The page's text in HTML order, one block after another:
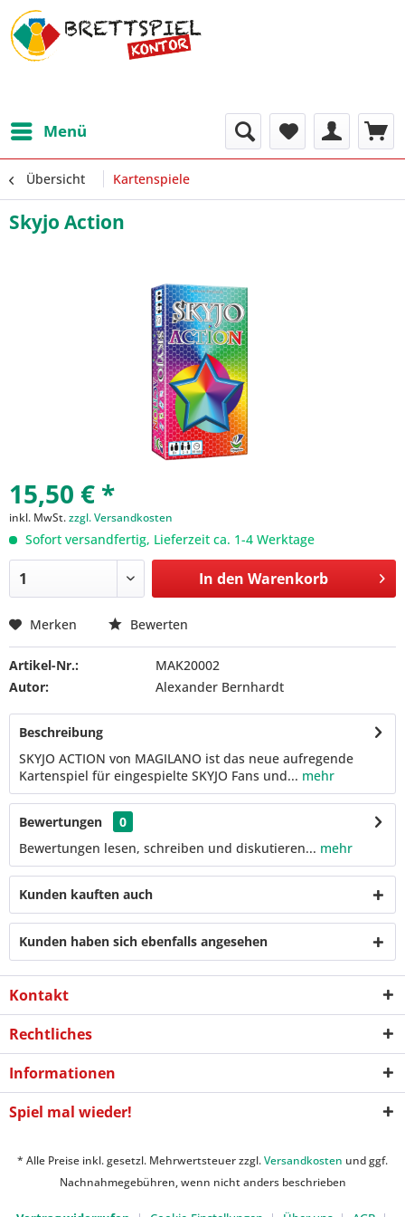
Menü
Übersicht Kartenspiele
Skyjo Action
15,50 € *
inkl. MwSt.zzgl. Versandkosten
Sofort versandfertig, Lieferzeit ca. 1-4 Werktage
In den Warenkorb
Merken Bewerten
Artikel-Nr.:
MAK20002
Autor:
Alexander Bernhardt
Beschreibung
SKYJO ACTION von MAGILANO ist das neue aufregende
Kartenspiel für eingespielte SKYJO Fans und... mehr
Bewertungen
0
Bewertungen lesen, schreiben und diskutieren... mehr
Kunden kauften auch
Kunden haben sich ebenfalls angesehen
Kontakt
Rechtliches
Informationen
Spiel mal wieder!
* Alle Preise inkl. gesetzl. Mehrwertsteuer zzgl.Versandkosten und ggf.
Nachnahmegebühren, wenn nicht anders beschrieben